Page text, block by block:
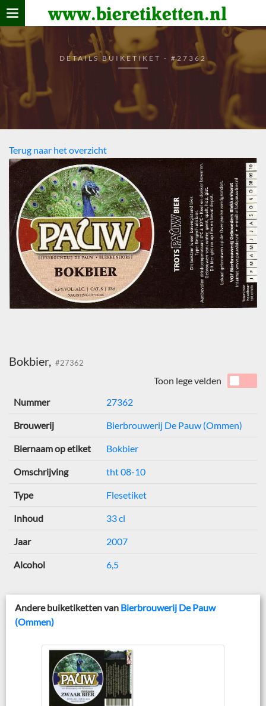
www.bieretiketten.nl
Home
verzamelen
De bierkaart
Bezoekers
DETAILS BUIKETIKET - #27362
Terug naar het overzicht
Bokbier, #27362
Toon lege velden
Nummer
27362
Brouwerij Bierbrouwerij De Pauw (Ommen)
Biernaam op etiket Bokbier
Omschrijving tht 08-10
Type Flesetiket
Inhoud 33 cl
Jaar 2007
Alcohol 6,5
Andere buiketiketten van Bierbrouwerij De Pauw
(Ommen)